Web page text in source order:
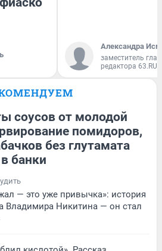
Александра
заместитель
редактора 63.RU
соусов от молодой
помидоров,
без глутамата
банки
— это уже привычка»: история
Владимира Никитина — он стал